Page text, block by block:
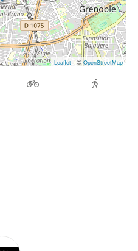
Leaflet | ©OpenStreetMap